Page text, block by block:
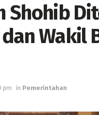
Shohib
Wakil
pm in Pemerintahan